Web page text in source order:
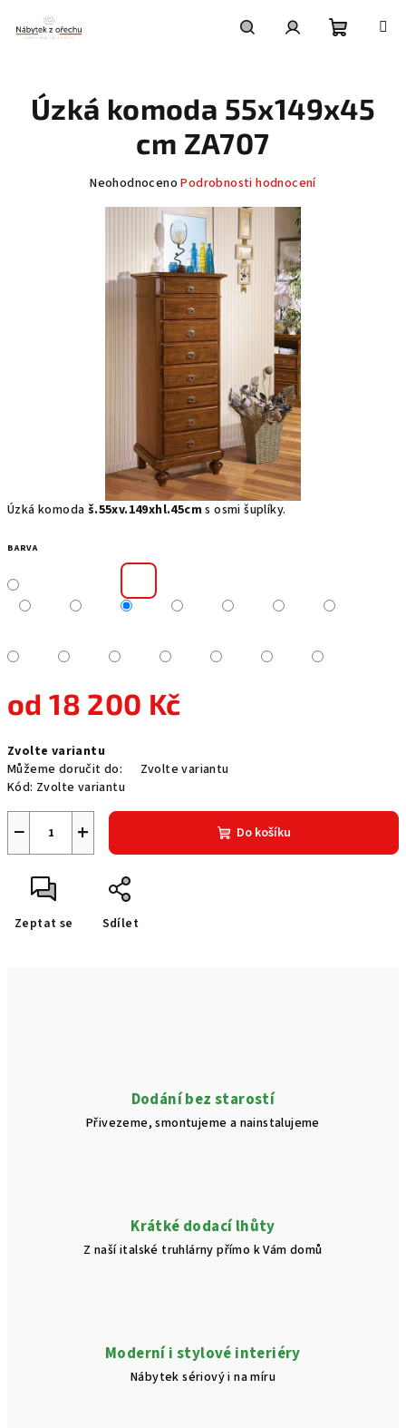
obsah
košík
Úzká komoda š.55xv.149xhl.45cm s osmi šuplíky.
BARVA
od18 200 Kč
cena:
Zvolte variantu
Můžeme doručit do:
Zvolte variantu
Kód: Zvolte variantu
+
− Do košíku
Zeptat se Sdílet
Úzká komoda 55x149x45
cm ZA707
Průměrné
Neohodnoceno Podrobnosti hodnocení
Dodání bez starostí
Přivezeme, smontujeme a nainstalujeme
Krátké dodací lhůty
Z naší italské truhlárny přímo k Vám domů
Moderní i stylové interiéry
Nábytek sériový i na míru